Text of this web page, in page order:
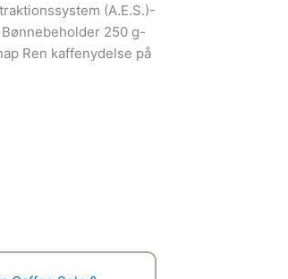
(A.E.S.)-
250 g-
Ren kaffenydelse på